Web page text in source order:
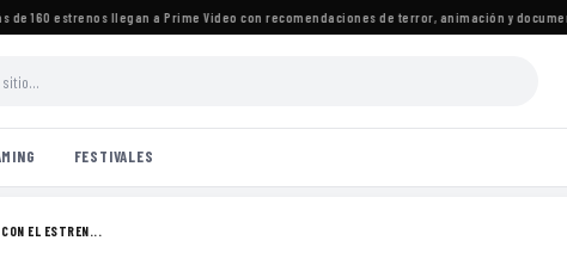
160 estrenos llegan a Prime Video con recomendaciones de terror, animación y
FESTIVALES
CON EL ESTREN...